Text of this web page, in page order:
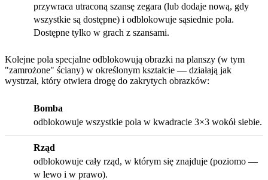
przywraca utraconą szansę zegara (lub dodaje nową, gdy
wszystkie są dostępne) i odblokowuje sąsiednie pola.
Dostępne tylko w grach z szansami.
Kolejne pola specjalne odblokowują obrazki na planszy (w tym
"zamrożone" ściany) w określonym kształcie — działają jak
wystrzał, który otwiera drogę do zakrytych obrazków:
Bomba
odblokowuje wszystkie pola w kwadracie 3×3 wokół siebie.
Rząd
odblokowuje cały rząd, w którym się znajduje (poziomo —
w lewo i w prawo).